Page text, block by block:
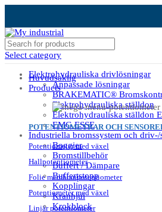
Select category
Elektrohydrauliska drivlösningar
Anpassade lösningar
BRAKEMATIC®
Elektrohydrauliska ställdon
Elektrohydrauliska ställdon
EMG ESSE
Industriella bromssystem och
Boggier
Bromstillbehör
Buffert / Dämpare
Buffertstopp
Kopplingar
Kranhjul
Krokblock
Huvudsaklig
Products
POTENTIOMETRAR OCH
Potentiometer med växel
Hallpotentiometer
Folie membranpotentiometer
Potentiometer med växel
Linjär potentiometer